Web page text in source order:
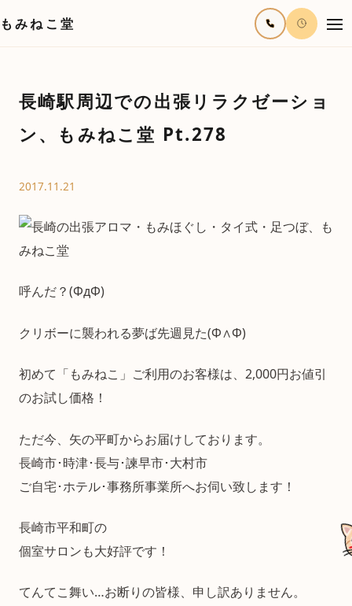
もみねこ堂
長崎駅周辺での出張リラクゼーショ
ン、もみねこ堂 Pt.278
2017.11.21
呼んだ？(ΦдΦ)
クリボーに襲われる夢ば先週見た(Ф∧Ф)
初めて「もみねこ」ご利用のお客様は、2,000円お値引
のお試し価格！
ただ今、矢の平町からお届けしております。
長崎市･時津･長与･諫早市･大村市
ご自宅･ホテル･事務所事業所へお伺い致します！
長崎市平和町の
個室サロンも大好評です！
てんてこ舞い…お断りの皆様、申し訳ありません。